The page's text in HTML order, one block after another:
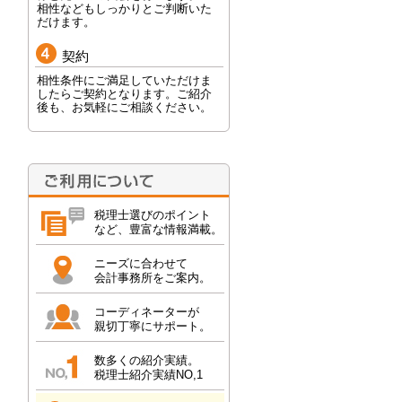
相性などもしっかりとご判断いた
だけます。
契約
相性条件にご満足していただけま
したらご契約となります。ご紹介
後も、お気軽にご相談ください。
税理士選びのポイント
など、豊富な情報満載。
ニーズに合わせて
会計事務所をご案内。
コーディネーターが
親切丁寧にサポート。
数多くの紹介実績。
税理士紹介実績NO,1